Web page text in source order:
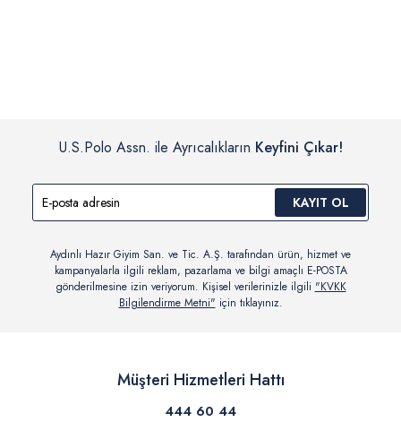
U.S.Polo Assn. ile Ayrıcalıkların Keyfini Çıkar!
KAYIT OL
Aydınlı Hazır Giyim San. ve Tic. A.Ş. tarafından ürün, hizmet ve
kampanyalarla ilgili reklam, pazarlama ve bilgi amaçlı E-POSTA
gönderilmesine izin veriyorum. Kişisel verilerinizle ilgili "KVKK
Bilgilendirme Metni" için tıklayınız.
Müşteri Hizmetleri Hattı
444 60 44